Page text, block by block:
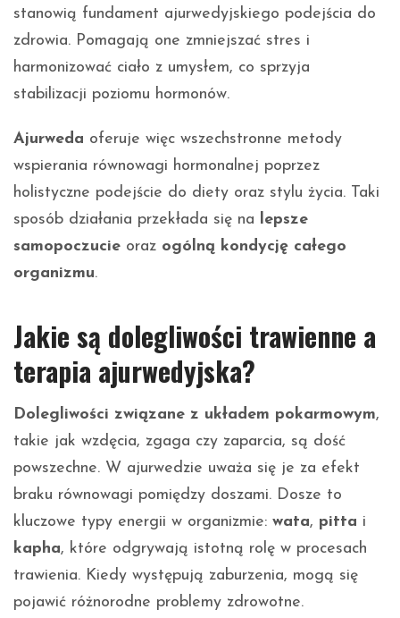
stanowią fundament ajurwedyjskiego podejścia do
zdrowia. Pomagają one zmniejszać stres i
harmonizować ciało z umysłem, co sprzyja
stabilizacji poziomu hormonów.
Ajurweda oferuje więc wszechstronne metody
wspierania równowagi hormonalnej poprzez
holistyczne podejście do diety oraz stylu życia. Taki
sposób działania przekłada się na lepsze
samopoczucie oraz ogólną kondycję całego
organizmu.
Jakie są dolegliwości trawienne a
terapia ajurwedyjska?
Dolegliwości związane z układem pokarmowym,
takie jak wzdęcia, zgaga czy zaparcia, są dość
powszechne. W ajurwedzie uważa się je za efekt
braku równowagi pomiędzy doszami. Dosze to
kluczowe typy energii w organizmie: wata, pitta i
kapha, które odgrywają istotną rolę w procesach
trawienia. Kiedy występują zaburzenia, mogą się
pojawić różnorodne problemy zdrowotne.